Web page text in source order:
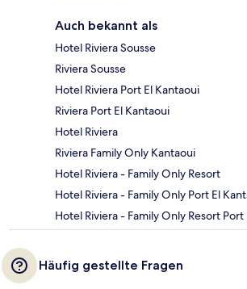
Auch bekannt als
Hotel Riviera Sousse
Riviera Sousse
Hotel Riviera Port El Kantaoui
Riviera Port El Kantaoui
Hotel Riviera
Riviera Family Only Kantaoui
Hotel Riviera - Family Only Resort
Hotel Riviera - Family Only Port El
Hotel Riviera - Family Only Resort Port
Häufig gestellte Fragen